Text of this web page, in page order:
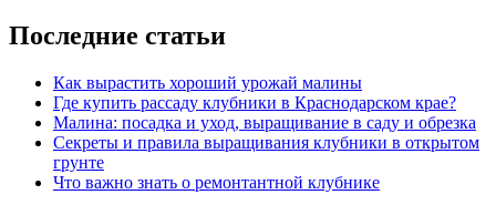
Последние статьи
Как вырастить хороший урожай малины
Где купить рассаду клубники в Краснодарском крае?
Малина: посадка и уход, выращивание в саду и обрезка
Секреты и правила выращивания клубники в открытом
грунте
Что важно знать о ремонтантной клубнике